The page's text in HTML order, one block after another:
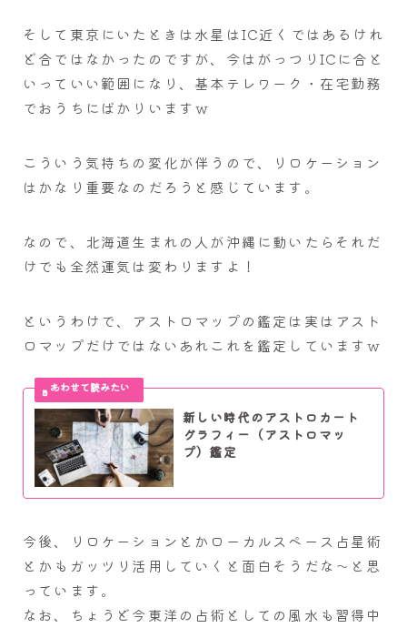
そして東京にいたときは水星はIC近くではあるけれ
ど合ではなかったのですが、今はがっつりICに合と
いっていい範囲になり、基本テレワーク・在宅勤務
でおうちにばかりいますｗ
こういう気持ちの変化が伴うので、リロケーション
はかなり重要なのだろうと感じています。
なので、北海道生まれの人が沖縄に動いたらそれだ
けでも全然運気は変わりますよ！
というわけで、アストロマップの鑑定は実はアスト
ロマップだけではないあれこれを鑑定していますｗ
新しい時代のアストロカート
グラフィー（アストロマッ
プ）鑑定
今後、リロケーションとかローカルスペース占星術
とかもガッツリ活用していくと面白そうだな～と思
っています。
なお、ちょうど今東洋の占術としての風水も習得中